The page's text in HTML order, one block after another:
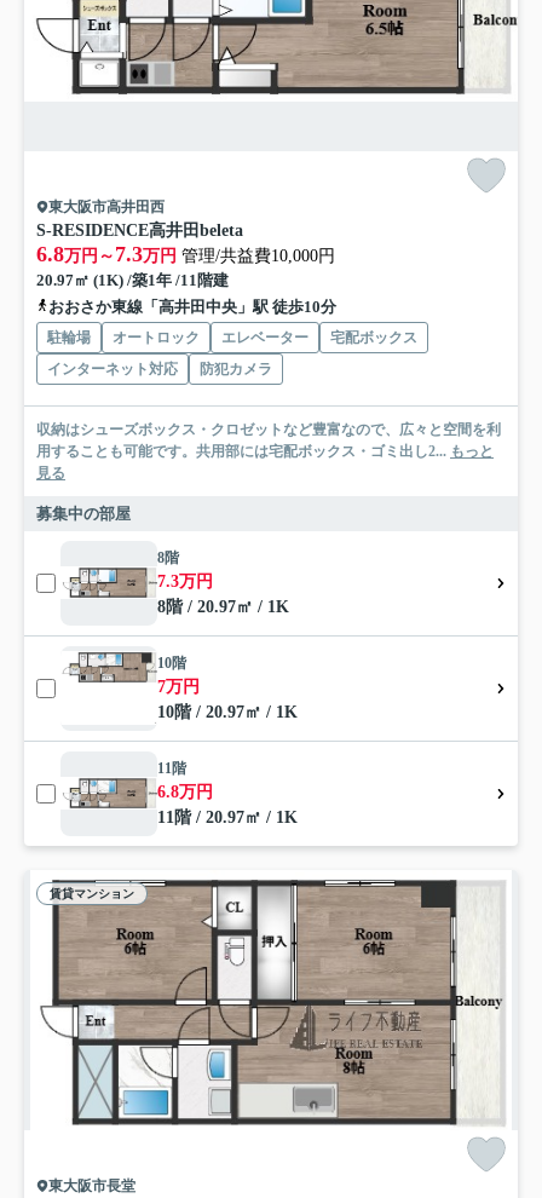
東大阪市高井田西
S-RESIDENCE高井田beleta
6.8万円～ 7.3万円 管理/共益費10,000円
20.97㎡ (1K) /築1年 /11階建
おおさか東線「高井田中央」駅 徒歩10分
駐輪場 オートロック エレベーター
宅配ボックス
インターネット対応
防犯カメラ
収納はシューズボックス・クロゼットなど豊富なので、広々と空間を利
用することも可能です。共用部には宅配ボックス・ゴミ出し2... もっと
見る
募集中の部屋
8階
7.3万円
8階 / 20.97㎡ / 1K
10階
7万円
10階 / 20.97㎡ / 1K
11階
6.8万円
11階 / 20.97㎡ / 1K
賃貸マンション
東大阪市長堂